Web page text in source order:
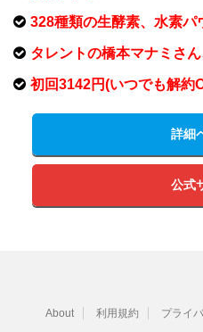
328種類の生酵素、水素パ
タレントの橋本マナミさ
初回3142円(いつでも解約
詳細
公式
About 利用規約 プライ